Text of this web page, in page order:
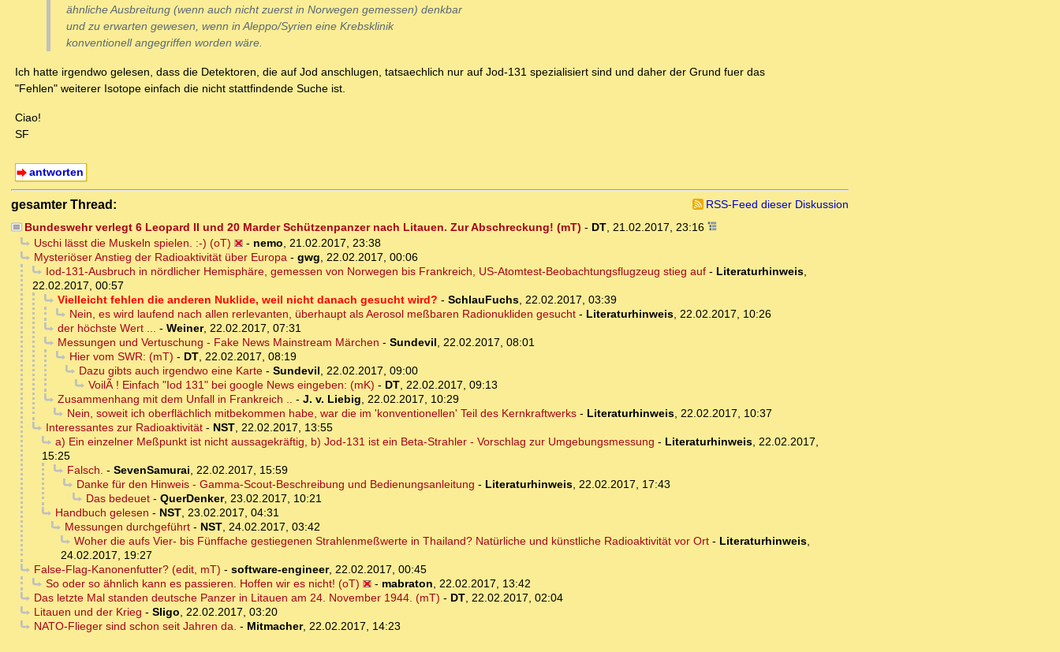
ähnliche Ausbreitung (wenn auch nicht zuerst in Norwegen gemessen) denkbar
und zu erwarten gewesen, wenn in Aleppo/Syrien eine Krebsklinik
konventionellangegriffen worden wäre.
Ich hatte irgendwo gelesen, dass die Detektoren, die auf Jod anschlugen, tatsaechlich nur auf Jod-131 spezialisiert sind und daher der Grund fuer das
"Fehlen" weiterer Isotope einfach die nicht stattfindende Suche ist.
Ciao!
SF
antworten
gesamter Thread:
RSS-Feed dieser Diskussion
Bundeswehr verlegt 6 Leopard II und 20 Marder Schützenpanzer nach Litauen. Zur Abschreckung! (mT) - DT, 21.02.2017, 23:16
Uschi lässt die Muskeln spielen. :-) (oT)
- nemo, 21.02.2017, 23:38
Mysteriöser Anstieg der Radioaktivität über Europa- gwg, 22.02.2017, 00:06
Iod-131-Ausbruch in nördlicher Hemisphäre, gemessen von Norwegen bis Frankreich, US-Atomtest-Beobachtungsflugzeug stieg auf- Literaturhinweis,
22.02.2017, 00:57
Vielleicht fehlen die anderen Nuklide, weil nicht danach gesucht wird? - SchlauFuchs, 22.02.2017, 03:39
Nein, es wird laufend nach allen rerlevanten, überhaupt als Aerosol meßbaren Radionukliden gesucht- Literaturhinweis, 22.02.2017, 10:26
der höchste Wert ... - Weiner, 22.02.2017, 07:31
Messungen und Vertuschung - Fake News Mainstream Märchen - Sundevil, 22.02.2017, 08:01
Hier vom SWR: (mT) - DT, 22.02.2017, 08:19
Dazu gibts auch irgendwo eine Karte- Sundevil, 22.02.2017, 09:00
VoilÃ ! Einfach "Iod 131" bei google News eingeben: (mK) - DT, 22.02.2017, 09:13
Zusammenhang mit dem Unfall in Frankreich .. - J. v. Liebig, 22.02.2017, 10:29
Nein, soweit ich oberflächlich mitbekommen habe, war die im 'konventionellen' Teil des Kernkraftwerks- Literaturhinweis, 22.02.2017, 10:37
Interessantes zur Radioaktivität- NST, 22.02.2017, 13:55
a) Ein einzelner Meßpunkt ist nicht aussagekräftig, b) Jod-131 ist ein Beta-Strahler - Vorschlag zur Umgebungsmessung - Literaturhinweis, 22.02.2017,
15:25
Falsch. - SevenSamurai, 22.02.2017, 15:59
Danke für den Hinweis - Gamma-Scout-Beschreibung und Bedienungsanleitung - Literaturhinweis, 22.02.2017, 17:43
Das bedeuet- QuerDenker, 23.02.2017, 10:21
Handbuch gelesen - NST, 23.02.2017, 04:31
Messungen durchgeführt- NST, 24.02.2017, 03:42
Woher die aufs Vier- bis Fünffache gestiegenen Strahlenmeßwerte in Thailand? Natürliche und künstliche Radioaktivität vor Ort- Literaturhinweis,
24.02.2017, 19:27
False-Flag-Kanonenfutter? (edit, mT) - software-engineer, 22.02.2017, 00:45
So oder so ähnlich kann es passieren. Hoffen wir es nicht! (oT)
- mabraton, 22.02.2017, 13:42
Das letzte Mal standen deutsche Panzer in Litauen am 24. November 1944. (mT) - DT, 22.02.2017, 02:04
Litauen und der Krieg - Sligo, 22.02.2017, 03:20
NATO-Flieger sind schon seit Jahren da. - Mitmacher, 22.02.2017, 14:23